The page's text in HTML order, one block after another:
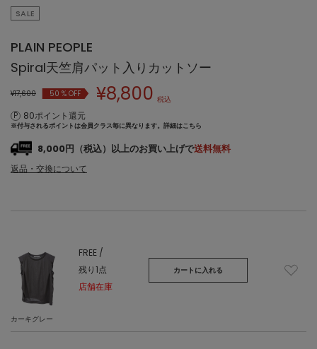
SALE
PLAIN PEOPLE
Spiral天竺肩パット入りカットソー
¥17,600 50% OFF ¥8,800 税込
80ポイント還元
※付与されるポイントは会員クラス毎に異なります。 詳細はこちら
8,000円（税込）以上のお買い上げで送料無料
返品・交換について
カーキグレー
FREE /
残り1点
店舗在庫
カートに入れる